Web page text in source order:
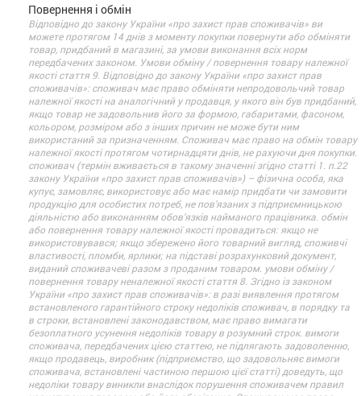
Повернення і обмін
Відповідно до закону України «про захист прав споживачів» ви
можете протягом 14 днів з моменту покупки повернути або обміняти
товар, придбаний в магазині, за умови виконання всіх норм
передбачених законом. Умови обміну / повернення товару належної
якості стаття 9. Відповідно до закону України «про захист прав
споживачів»: споживач має право обміняти непродовольчий товар
належної якості на аналогічний у продавця, у якого він був придбаний,
якщо товар не задовольнив його за формою, габаритами, фасоном,
кольором, розміром або з інших причин не може бути ним
використаний за призначенням. Споживач має право на обмін товару
належної якості протягом чотирнадцяти днів, не рахуючи дня покупки.
споживач (термін вживається в такому значенні згідно статті 1. п.22
закону України «про захист прав споживачів») – фізична особа, яка
купує, замовляє, використовує або має намір придбати чи замовити
продукцію для особистих потреб, не пов’язаних з підприємницькою
діяльністю або виконанням обов’язків найманого працівника. обмін
або повернення товару належної якості провадиться: якщо не
використовувався; якщо збережено його товарний вигляд, споживчі
властивості, пломби, ярлики; на підставі розрахунковий документ,
виданий споживачеві разом з проданим товаром. умови обміну /
повернення товару неналежної якості стаття 8. Згідно із законом
України «про захист прав споживачів»: в разі виявлення протягом
встановленого гарантійного строку недоліків споживач, в порядку та
в строки, встановлені законодавством, має право вимагати
безоплатного усунення недоліків товару в розумний строк. вимоги
споживача, передбачених цією статтею, не підлягають задоволенню,
якщо продавець, виробник (підприємство, що задовольняє вимоги
споживача, встановлені частиною першою цієї статті) доведуть, що
недоліки товару виникли внаслідок порушення споживачем правил